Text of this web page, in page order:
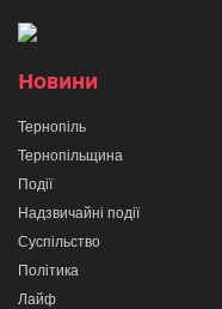
Новини
Тернопіль
Тернопільщина
Події
Надзвичайні події
Суспільство
Політика
Лайф